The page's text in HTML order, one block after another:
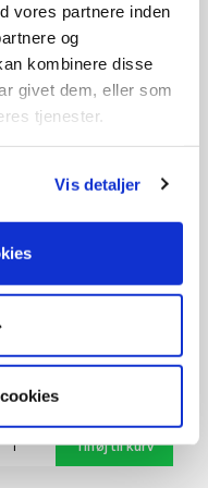
vores partnere inden
og
kombinere disse
givet dem, eller som
tjenester.
Vis detaljer
m/tilbehør
På lager